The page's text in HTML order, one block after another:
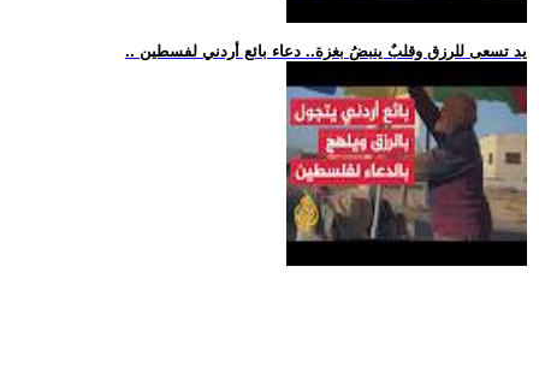
.. يد تسعى للرزق وقلبٌ ينبضُ بغزة.. دعاء بائع أردني لفسطين